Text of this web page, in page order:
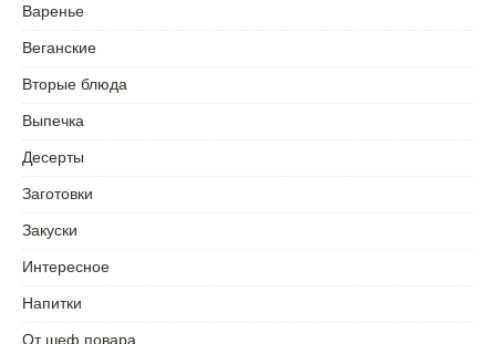
Варенье
Веганские
Вторые блюда
Выпечка
Десерты
Заготовки
Закуски
Интересное
Напитки
От шеф повара